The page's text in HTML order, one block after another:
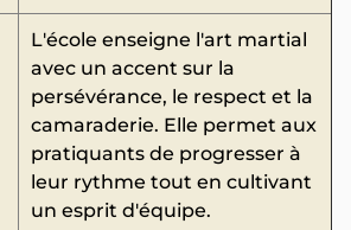
L'école enseigne l'art martial
avec un accent sur la
persévérance, le respect et la
camaraderie. Elle permet aux
pratiquants de progresser à
leur rythme tout en cultivant
un esprit d'équipe.